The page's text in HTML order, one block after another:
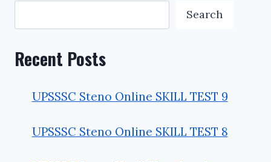
Search
Recent Posts
UPSSSC Steno Online SKILL TEST 9
UPSSSC Steno Online SKILL TEST 8